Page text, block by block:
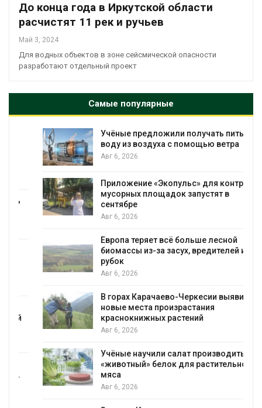
До конца года в Иркутской области
расчистят 11 рек и ручьев
Май 3, 2024
Для водных объектов в зоне сейсмической опасности
разработают отдельный проект
Самые популярные
Учёные предложили получать питьевую
воду из воздуха с помощью ветра
Авг 6, 2026
Приложение «Экопульс» для контроля
мусорных площадок запустят в
сентябре
Авг 6, 2026
Европа теряет всё больше лесной
биомассы из-за засух, вредителей и
рубок
Авг 6, 2026
В горах Карачаево-Черкесии выявили
новые места произрастания
краснокнижных растений
Авг 6, 2026
Учёные научили салат производить
«животный» белок для растительного
мяса
Авг 6, 2026